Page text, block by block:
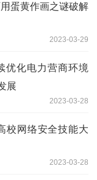
蛋黄作画之谜破解
2023-03-29
优化电力营商环境
展
2023-03-28
校网络安全技能大
2023-03-28